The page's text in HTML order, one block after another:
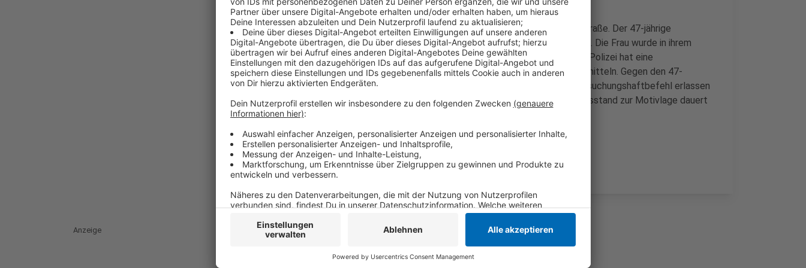
Der Angriff ereignete sich auf der Straße Zur Brücke Ecke Kahrstraße. Der 47-jährige
Deutsche sprach die Frau an und stach dann mit einem Messer zu. Die Frau wurde in ihrem
Auto schwer verletzt, wie die Staatsanwaltschaft berichtet. Die Polizei hat eine
Mordkommission eingerichtet, um die Hintergründe der Tat zu ermitteln. Gegen den 47-
jährigen getrenntlebenden Ehemann wurde am Sonntag ein Untersuchungshaftbefehl erlassen
und er konnte an die Justiz übergeben werden und der Ermittlungsstand zur Motivlage dauert
Anzeige
Anzeige